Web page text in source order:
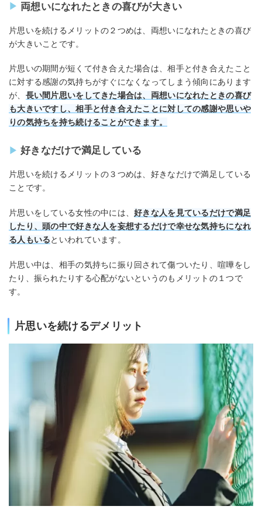
両想いになれたときの喜びが大きい
片思いを続けるメリットの２つめは、両想いになれたときの喜び
が大きいことです。
片思いの期間が短くて付き合えた場合は、相手と付き合えたこと
に対する感謝の気持ちがすぐになくなってしまう傾向にあります
が、 長い間片思いをしてきた場合は、両想いになれたときの喜び
も大きいですし、相手と付き合えたことに対しての感謝や思いや
りの気持ちを持ち続けることができます。
好きなだけで満足している
片思いを続けるメリットの３つめは、好きなだけで満足している
ことです。
片思いをしている女性の中には、好きな人を見ているだけで満足
したり、頭の中で好きな人を妄想するだけで幸せな気持ちになれ
る人もいるといわれています。
片思い中は、相手の気持ちに振り回されて傷ついたり、喧嘩をし
たり、振られたりする心配がないというのもメリットの１つで
す。
片思いを続けるデメリット